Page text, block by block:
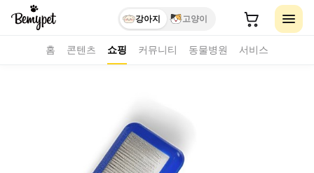
강아지 고양이
홈 콘텐츠 쇼핑 커뮤니티 동물병원 서비스